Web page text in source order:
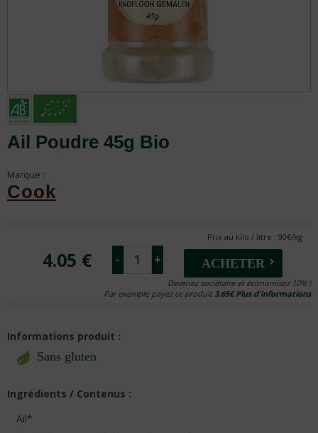
Ail Poudre 45g Bio
Marque :
Cook
Prix au kilo / litre : 90€/kg
4.05 € - + ACHETER
Devenez sociétaire et économisez 10% !
Par exemple payez ce produit 3.65€Plus d'informations
Informations produit :
Sans gluten
Ingrédients / Contenus :
Ail*